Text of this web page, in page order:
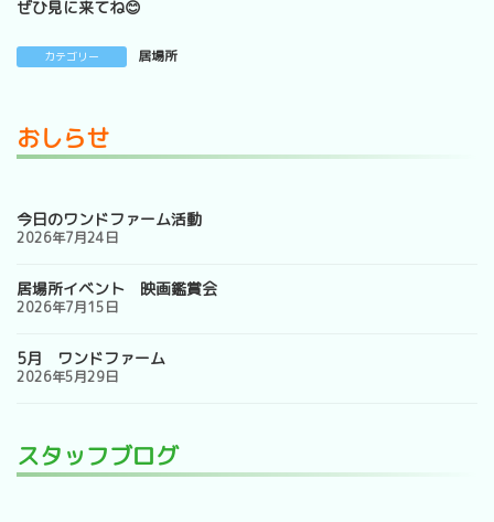
ぜひ見に来てね😊
カテゴリー 居場所
おしらせ
今日のワンドファーム活動
2026年7月24日
居場所イベント 映画鑑賞会
2026年7月15日
5月 ワンドファーム
2026年5月29日
スタッフブログ